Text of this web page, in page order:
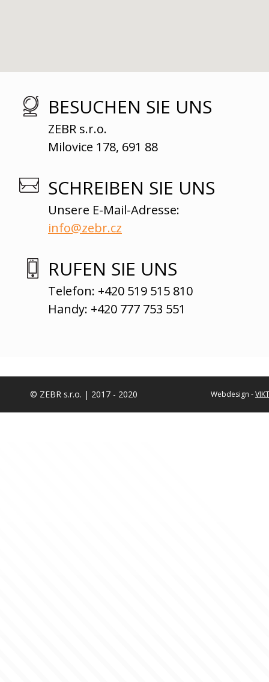
BESUCHEN SIE UNS
ZEBR s.r.o.
Milovice 178, 691 88
SCHREIBEN SIE UNS
Unsere E-Mail-Adresse:
info@zebr.cz
RUFEN SIE UNS
Telefon: +420 519 515 810
Handy: +420 777 753 551
© ZEBR s.r.o. | 2017 - 2020 Webdesign -